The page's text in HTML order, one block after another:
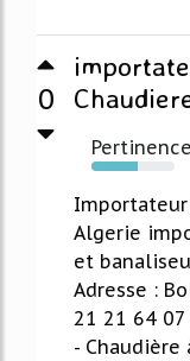
0
Pertinence
56%
Algerie
et
Adresse :
21 21 64
-